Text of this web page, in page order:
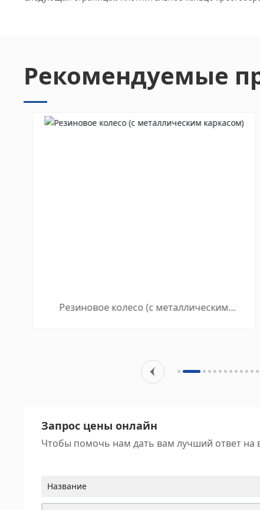
Рекомендуемые
Резиновое колесо (с металлическим
Запрос цены онлайн
Чтобы помочь нам дать вам лучший ответ
Название